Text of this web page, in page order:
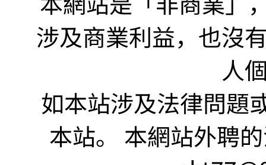
涉及商業利益，也沒
人
如本站涉及法律問題
本站。 本網站外聘